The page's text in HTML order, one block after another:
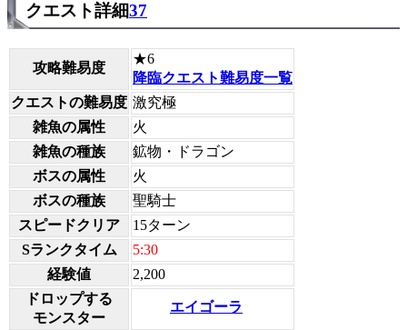
クエスト詳細37
攻略難易度
★6
降臨クエスト難易度一覧
クエストの難易度 激究極
雑魚の属性
火
雑魚の種族
鉱物・ドラゴン
ボスの属性
火
ボスの種族
聖騎士
スピードクリア
15ターン
Sランクタイム
5:30
経験値
2,200
ドロップする
モンスター
エイゴーラ